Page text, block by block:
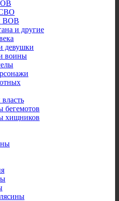
ВОВ
и другие
девушки
воины
бегемотов
хищников